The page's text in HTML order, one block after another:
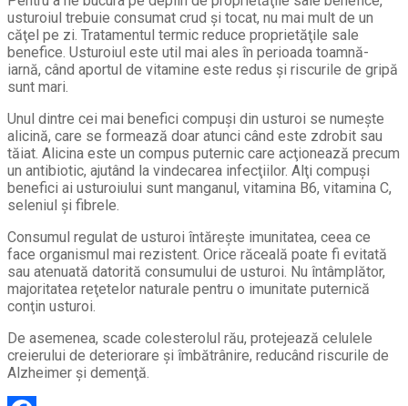
usturoiul trebuie consumat crud şi tocat, nu mai mult de un
căţel pe zi. Tratamentul termic reduce proprietăţile sale
benefice. Usturoiul este util mai ales în perioada toamnă-
iarnă, când aportul de vitamine este redus şi riscurile de gripă
sunt mari.
Unul dintre cei mai benefici compuşi din usturoi se numeşte
alicină, care se formează doar atunci când este zdrobit sau
tăiat. Alicina este un compus puternic care acţionează precum
un antibiotic, ajutând la vindecarea infecţiilor. Alţi compuşi
benefici ai usturoiului sunt manganul, vitamina B6, vitamina C,
seleniul şi fibrele.
Consumul regulat de usturoi întăreşte imunitatea, ceea ce
face organismul mai rezistent. Orice răceală poate fi evitată
sau atenuată datorită consumului de usturoi. Nu întâmplător,
majoritatea reţetelor naturale pentru o imunitate puternică
conţin usturoi.
De asemenea, scade colesterolul rău, protejează celulele
creierului de deteriorare şi îmbătrânire, reducând riscurile de
Alzheimer şi demenţă.